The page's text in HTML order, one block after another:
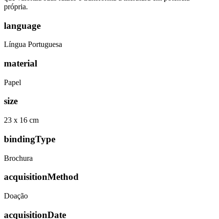
própria.
language
Língua Portuguesa
material
Papel
size
23 x 16 cm
bindingType
Brochura
acquisitionMethod
Doação
acquisitionDate